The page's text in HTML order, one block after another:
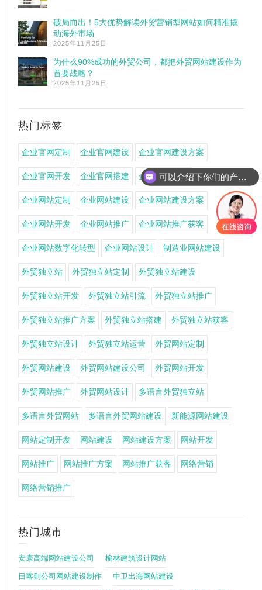
破局而出！5大优势解读外贸营销型网站如何精准撬
动海外市场
2025年11月25日
为什么90%成功的外贸公司，都把外贸网站建设作为
首要战略？
2025年11月25日
热门标签
企业官网定制 企业官网建设 企业官网建设方案
企业官网开发 企业官网搭建 企业官网设计
企业网站定制 企业网站建设 企业网站建设方案
企业网站开发 企业网站推广 企业网站推广获客
企业网站数字化转型 企业网站设计 制造业网站建设
外贸独立站 外贸独立站定制 外贸独立站建设
外贸独立站开发 外贸独立站引流 外贸独立站推广
外贸独立站推广方案 外贸独立站搭建 外贸独立站获客
外贸独立站设计 外贸独立站运营 外贸网站定制
外贸网站建设 外贸网站建设公司 外贸网站开发
外贸网站推广 外贸网站设计 多语言外贸独立站
多语言外贸网站 多语言外贸网站建设 新能源网站建设
网站定制开发 网站建设 网站建设方案 网站开发
网站推广 网站推广方案 网站推广获客 网络营销
网络营销推广
热门城市
安康高端网站建设公司 榆林建筑设计网站
日喀则公司网站建设制作 中卫出海网站建设
可以介绍下你们的产品么